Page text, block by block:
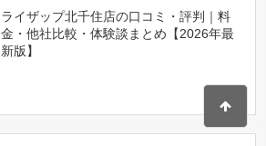
ライザップ北千住店の口コミ・評判｜料
金・他社比較・体験談まとめ【2026年最
新版】